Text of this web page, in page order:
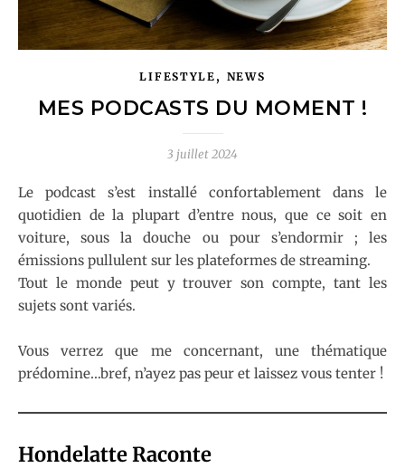
LIFESTYLE , NEWS
MES PODCASTS DU MOMENT !
3 juillet 2024
Le podcast s’est installé confortablement dans le
quotidien de la plupart d’entre nous, que ce soit en
voiture, sous la douche ou pour s’endormir ; les
émissions pullulent sur les plateformes de streaming.
Tout le monde peut y trouver son compte, tant les
sujets sont variés.
Vous verrez que me concernant, une thématique
prédomine…bref, n’ayez pas peur et laissez vous tenter !
Hondelatte Raconte